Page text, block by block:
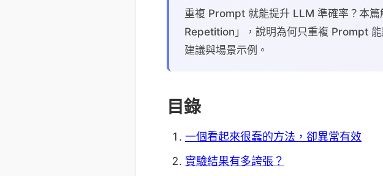
重複 Prompt 就能提升 LLM 準確率？本
Repetition」，說明為何只重複 Prompt
建議與場景示例。
目錄
一個看起來很蠢的方法，卻異常有效
實驗結果有多誇張？